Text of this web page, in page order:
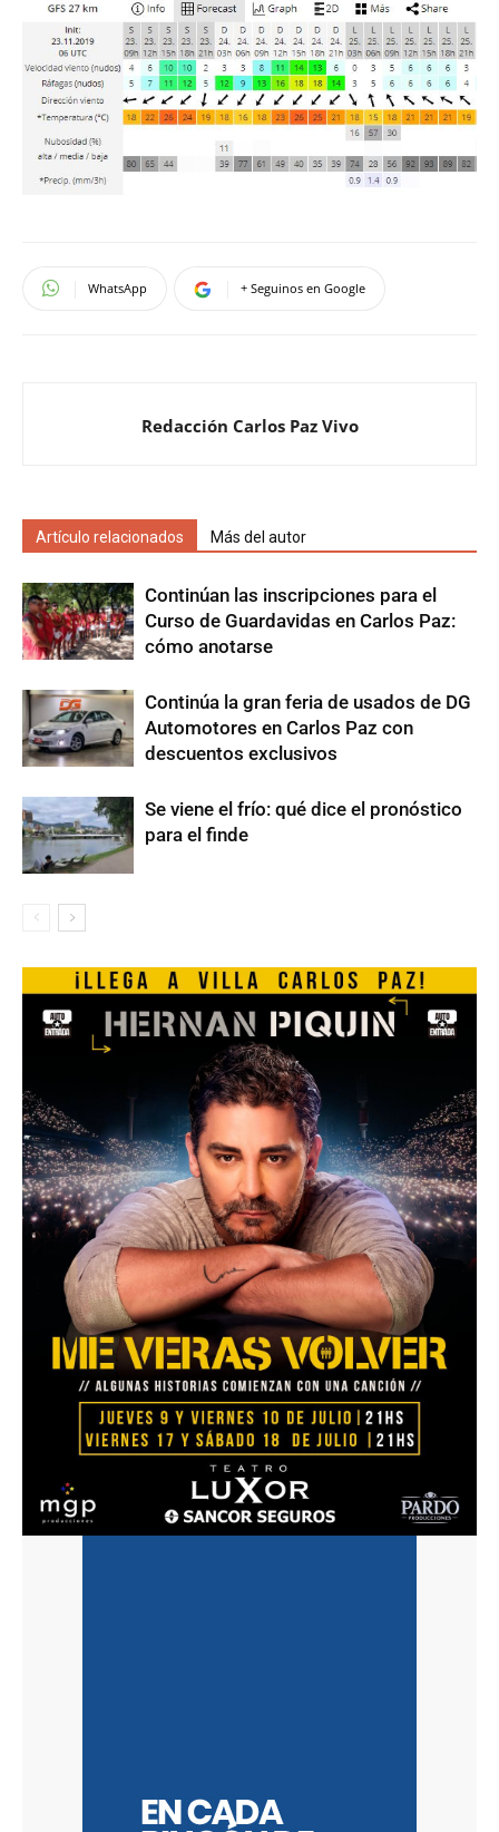
WhatsApp + Seguinos en Google
Redacción Carlos Paz Vivo
Artículo relacionados Más del autor
Continúan las inscripciones para el
Curso de Guardavidas en Carlos Paz:
cómo anotarse
Continúa la gran feria de usados de DG
Automotores en Carlos Paz con
descuentos exclusivos
Se viene el frío: qué dice el pronóstico
para el finde